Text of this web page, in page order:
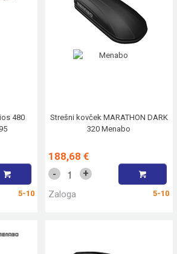
480
5-10
Strešni kovček MARATHON DARK
320 Menabo
188,68 €
- +
Zaloga 5-10